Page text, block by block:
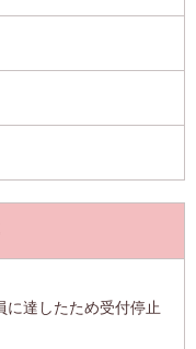
達したため受付停止